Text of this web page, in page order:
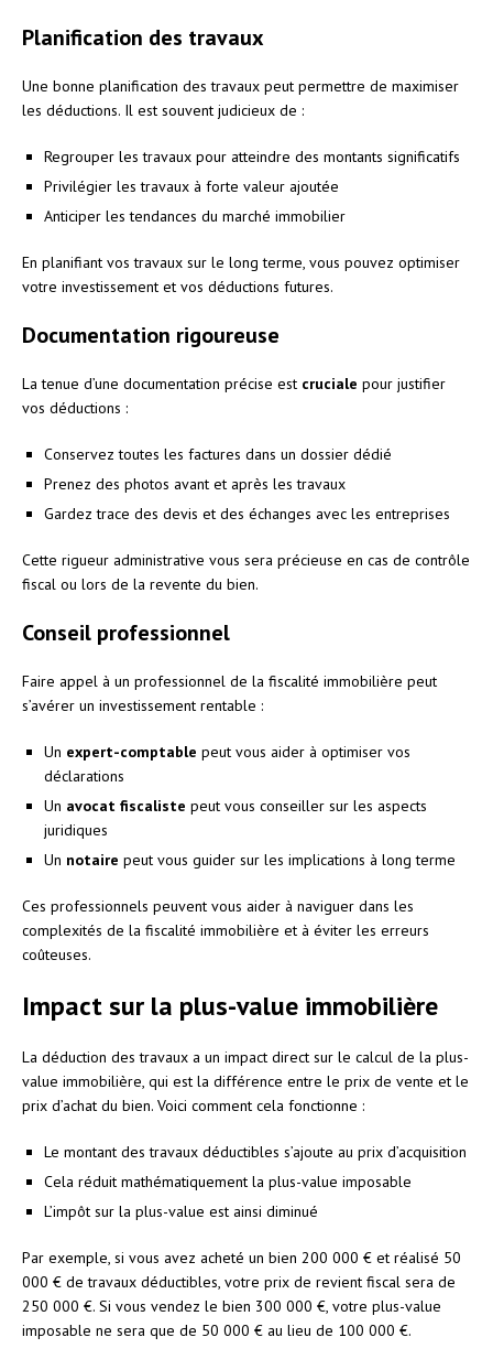
Planification des travaux
Une bonne planification des travaux peut permettre de maximiser
les déductions. Il est souvent judicieux de :
Regrouper les travaux pour atteindre des montants significatifs
Privilégier les travaux à forte valeur ajoutée
Anticiper les tendances du marché immobilier
En planifiant vos travaux sur le long terme, vous pouvez optimiser
votre investissement et vos déductions futures.
Documentation rigoureuse
La tenue d’une documentation précise est cruciale pour justifier
vos déductions :
Conservez toutes les factures dans un dossier dédié
Prenez des photos avant et après les travaux
Gardez trace des devis et des échanges avec les entreprises
Cette rigueur administrative vous sera précieuse en cas de contrôle
fiscal ou lors de la revente du bien.
Conseil professionnel
Faire appel à un professionnel de la fiscalité immobilière peut
s’avérer un investissement rentable :
Un expert-comptable peut vous aider à optimiser vos
déclarations
Un avocat fiscaliste peut vous conseiller sur les aspects
juridiques
Un notaire peut vous guider sur les implications à long terme
Ces professionnels peuvent vous aider à naviguer dans les
complexités de la fiscalité immobilière et à éviter les erreurs
coûteuses.
Impact sur la plus-value immobilière
La déduction des travaux a un impact direct sur le calcul de la plus-
value immobilière, qui est la différence entre le prix de vente et le
prix d’achat du bien. Voici comment cela fonctionne :
Le montant des travaux déductibles s’ajoute au prix d’acquisition
Cela réduit mathématiquement la plus-value imposable
L’impôt sur la plus-value est ainsi diminué
Par exemple, si vous avez acheté un bien 200 000 € et réalisé 50
000 € de travaux déductibles, votre prix de revient fiscal sera de
250 000 €. Si vous vendez le bien 300 000 €, votre plus-value
imposable ne sera que de 50 000 € au lieu de 100 000 €.